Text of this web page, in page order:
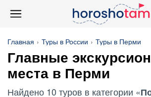
Главная Туры в России Туры в Перми
Главные
места в Перми
Найдено 10 туров в категории «